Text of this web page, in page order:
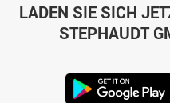
LADEN SIE SICH
STEPHAUDT